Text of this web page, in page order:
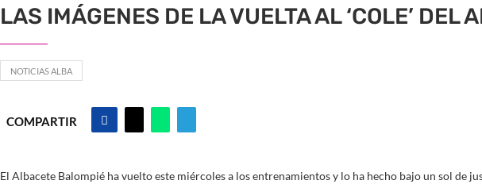
LAS IMÁGENES DE LA VUELTA AL ‘COLE’ DEL
NOTICIAS ALBA
COMPARTIR
El Albacete Balompié ha vuelto este miércoles a los entrenamientos y lo ha hecho bajo un sol de